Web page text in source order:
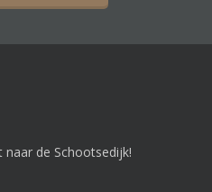
naar de Schootsedijk!